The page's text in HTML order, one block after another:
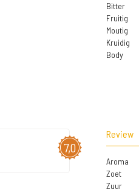
Bitter
Fruitig
Moutig
Kruidig
Body
7,0
Review
Aroma
Zoet
Zuur